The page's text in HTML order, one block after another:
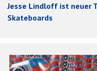
Jesse Lindloff ist neuer
Skateboards